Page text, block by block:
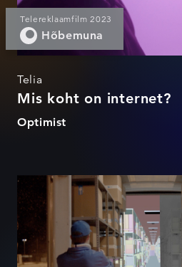
Telereklaamfilm 2023
Hõbemuna
Telia
Mis koht on internet?
Optimist
Mis koht on